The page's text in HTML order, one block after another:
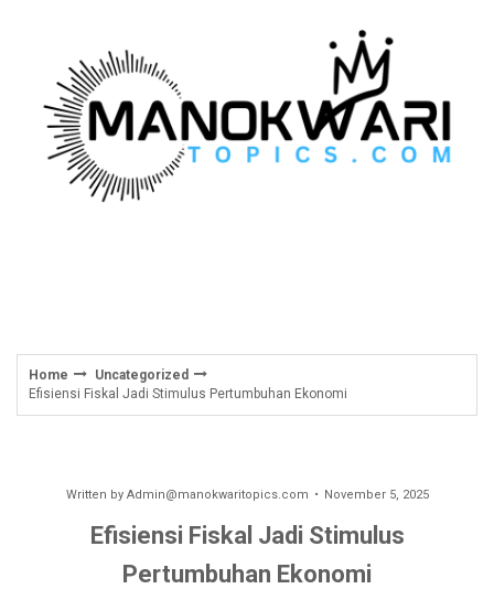
Home
Uncategorized
Efisiensi Fiskal Jadi Stimulus Pertumbuhan Ekonomi
Written by Admin@manokwaritopics.com November 5, 2025
Efisiensi Fiskal Jadi Stimulus
Pertumbuhan Ekonomi